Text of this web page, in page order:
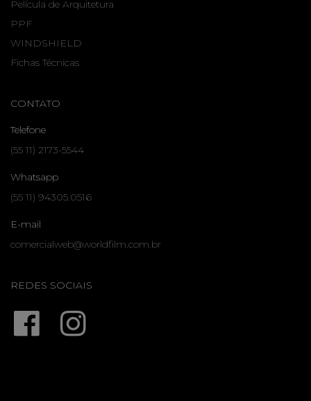
Película de Arquitetura
PPF
WINDSHIELD
Fichas Técnicas
CONTATO
Telefone
(55 11) 2173-5544
Whatsapp
(55 11) 94305.0516
E-mail
comercialweb@worldfilm.com.br
REDES SOCIAIS